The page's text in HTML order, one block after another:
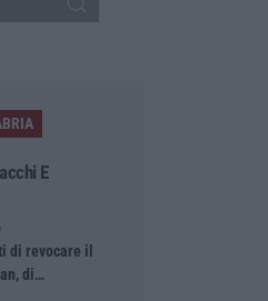
E
di revocare il
di…